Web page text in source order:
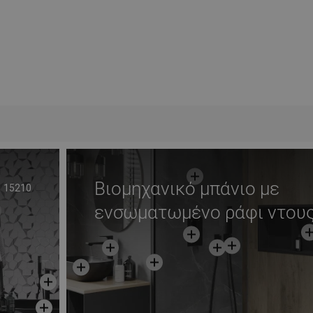
15210
Βιομηχανικό μπάνιο με
ενσωματωμένο ράφι